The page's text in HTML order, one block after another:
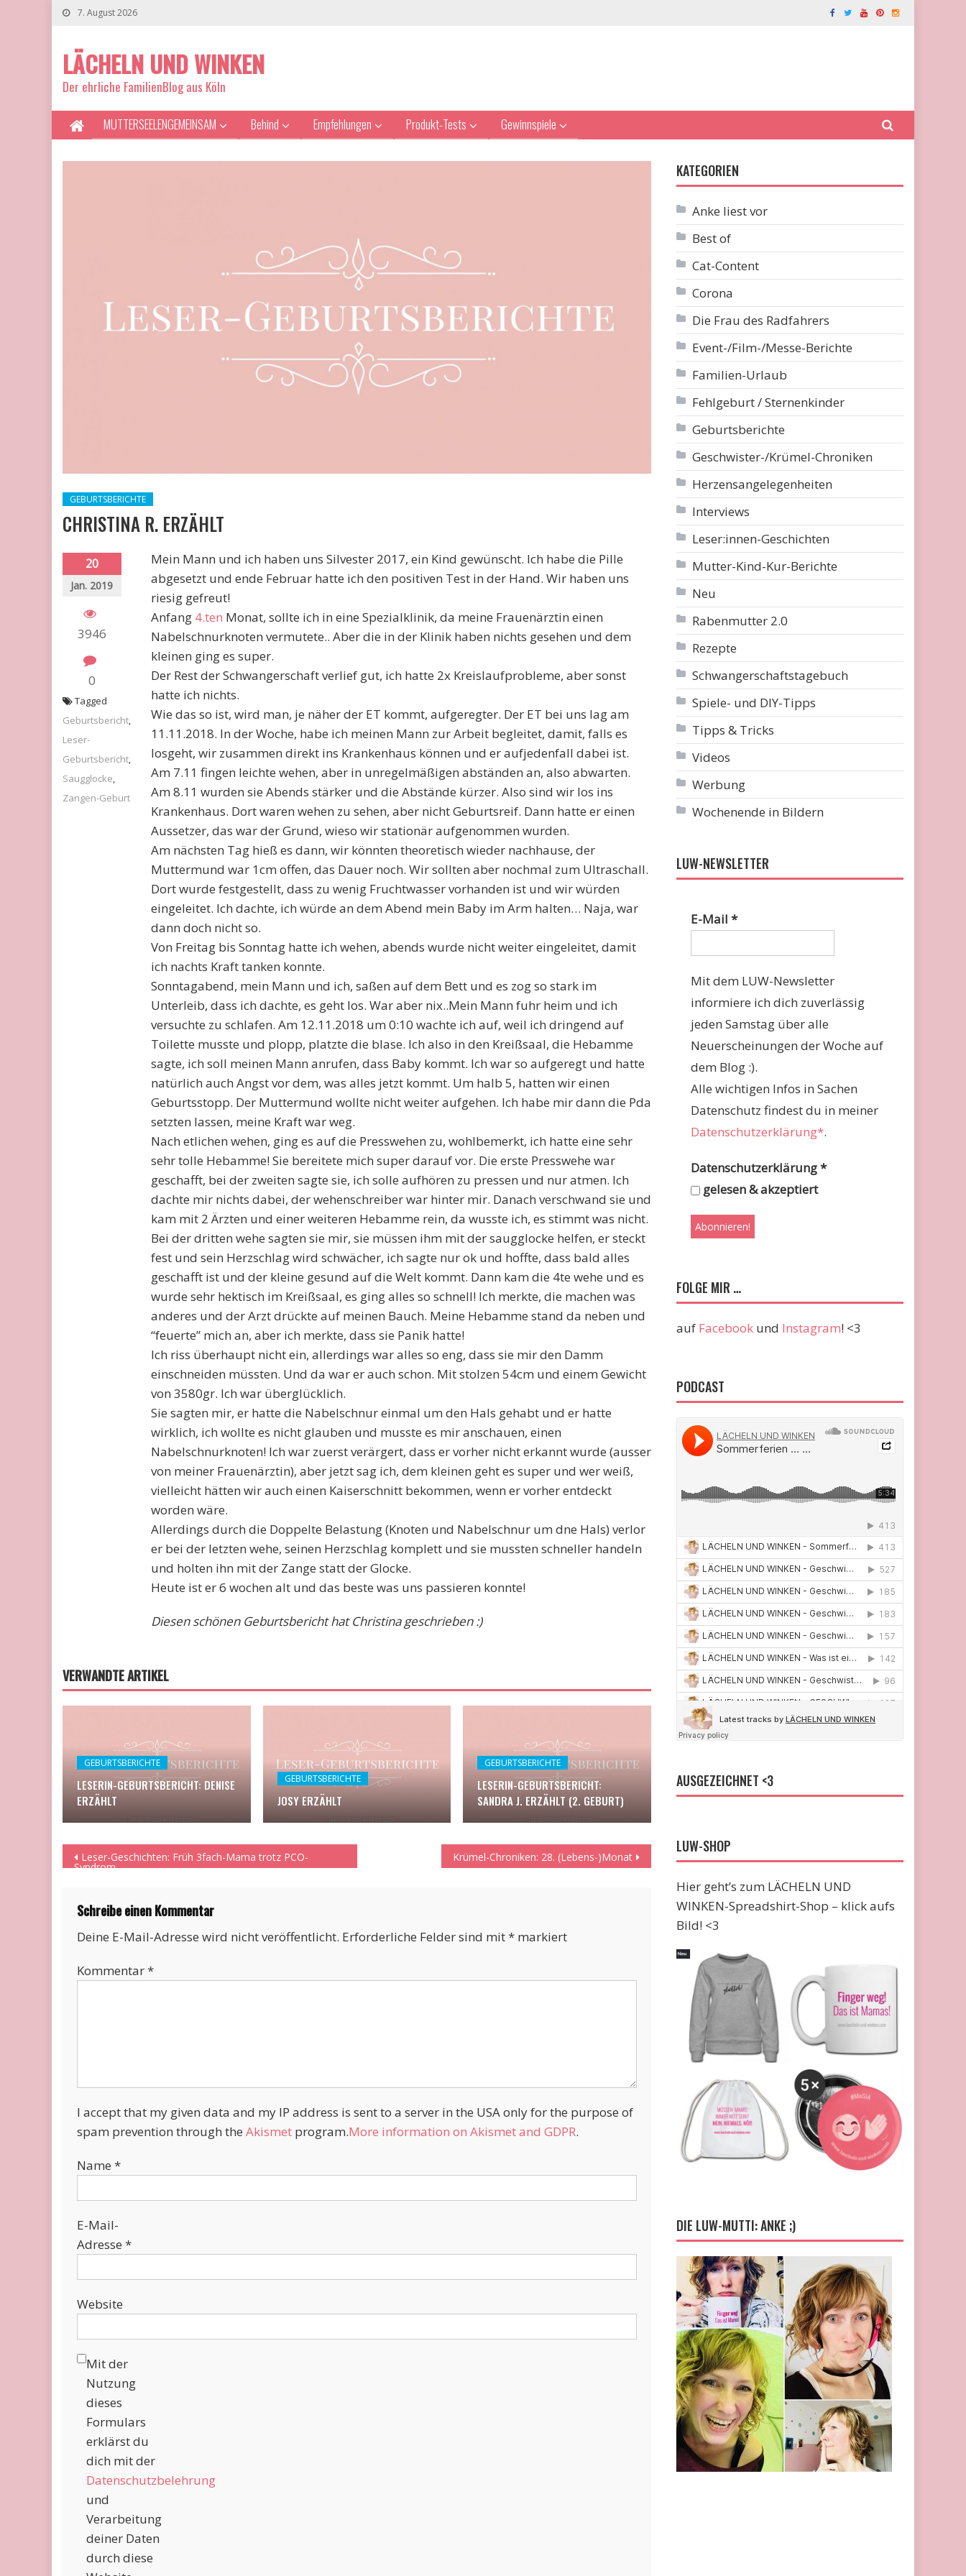
7. August 2026
LÄCHELN UND WINKEN
Der ehrliche FamilienBlog aus Köln
MUTTERSEELENGEMEINSAM Behind Empfehlungen Produkt-Tests Gewinnspiele
GEBURTSBERICHTE
CHRISTINA R. ERZÄHLT
20
Jan. 2019
3946
0
Mein Mann und ich haben uns Silvester 2017, ein Kind gewünscht. Ich habe die Pille
abgesetzt und ende Februar hatte ich den positiven Test in der Hand. Wir haben uns
riesig gefreut!
Anfang 4.ten Monat, sollte ich in eine Spezialklinik, da meine Frauenärztin einen
Nabelschnurknoten vermutete.. Aber die in der Klinik haben nichts gesehen und dem
kleinen ging es super.
Der Rest der Schwangerschaft verlief gut, ich hatte 2x Kreislaufprobleme, aber sonst
hatte ich nichts.
Wie das so ist, wird man, je näher der ET kommt, aufgeregter. Der ET bei uns lag am
11.11.2018. In der Woche, habe ich meinen Mann zur Arbeit begleitet, damit, falls es
losgeht, wir zusammen direkt ins Krankenhaus können und er aufjedenfall dabei ist.
Am 7.11 fingen leichte wehen, aber in unregelmäßigen abständen an, also abwarten.
Am 8.11 wurden sie Abends stärker und die Abstände kürzer. Also sind wir los ins
Krankenhaus. Dort waren wehen zu sehen, aber nicht Geburtsreif. Dann hatte er einen
Aussetzer, das war der Grund, wieso wir stationär aufgenommen wurden.
Am nächsten Tag hieß es dann, wir könnten theoretisch wieder nachhause, der
Muttermund war 1cm offen, das Dauer noch. Wir sollten aber nochmal zum Ultraschall.
Dort wurde festgestellt, dass zu wenig Fruchtwasser vorhanden ist und wir würden
eingeleitet. Ich dachte, ich würde an dem Abend mein Baby im Arm halten… Naja, war
dann doch nicht so.
Von Freitag bis Sonntag hatte ich wehen, abends wurde nicht weiter eingeleitet, damit
ich nachts Kraft tanken konnte.
Sonntagabend, mein Mann und ich, saßen auf dem Bett und es zog so stark im
Unterleib, dass ich dachte, es geht los. War aber nix..Mein Mann fuhr heim und ich
versuchte zu schlafen. Am 12.11.2018 um 0:10 wachte ich auf, weil ich dringend auf
Toilette musste und plopp, platzte die blase. Ich also in den Kreißsaal, die Hebamme
sagte, ich soll meinen Mann anrufen, dass Baby kommt. Ich war so aufgeregt und hatte
natürlich auch Angst vor dem, was alles jetzt kommt. Um halb 5, hatten wir einen
Geburtsstopp. Der Muttermund wollte nicht weiter aufgehen. Ich habe mir dann die Pda
setzten lassen, meine Kraft war weg.
Nach etlichen wehen, ging es auf die Presswehen zu, wohlbemerkt, ich hatte eine sehr
sehr tolle Hebamme! Sie bereitete mich super darauf vor. Die erste Presswehe war
geschafft, bei der zweiten sagte sie, ich solle aufhören zu pressen und nur atmen. Ich
dachte mir nichts dabei, der wehenschreiber war hinter mir. Danach verschwand sie und
kam mit 2 Ärzten und einer weiteren Hebamme rein, da wusste ich, es stimmt was nicht.
Bei der dritten wehe sagten sie mir, sie müssen ihm mit der saugglocke helfen, er steckt
fest und sein Herzschlag wird schwächer, ich sagte nur ok und hoffte, dass bald alles
geschafft ist und der kleine gesund auf die Welt kommt. Dann kam die 4te wehe und es
wurde sehr hektisch im Kreißsaal, es ging alles so schnell! Ich merkte, die machen was
anderes und der Arzt drückte auf meinen Bauch. Meine Hebamme stand da neben und
“feuerte” mich an, aber ich merkte, dass sie Panik hatte!
Ich riss überhaupt nicht ein, allerdings war alles so eng, dass sie mir den Damm
einschneiden müssten. Und da war er auch schon. Mit stolzen 54cm und einem Gewicht
von 3580gr. Ich war überglücklich.
Sie sagten mir, er hatte die Nabelschnur einmal um den Hals gehabt und er hatte
wirklich, ich wollte es nicht glauben und musste es mir anschauen, einen
Nabelschnurknoten! Ich war zuerst verärgert, dass er vorher nicht erkannt wurde (ausser
von meiner Frauenärztin), aber jetzt sag ich, dem kleinen geht es super und wer weiß,
vielleicht hätten wir auch einen Kaiserschnitt bekommen, wenn er vorher entdeckt
worden wäre.
Allerdings durch die Doppelte Belastung (Knoten und Nabelschnur um dne Hals) verlor
er bei der letzten wehe, seinen Herzschlag komplett und sie mussten schneller handeln
und holten ihn mit der Zange statt der Glocke.
Heute ist er 6 wochen alt und das beste was uns passieren konnte!
Diesen schönen Geburtsbericht hat Christina geschrieben :)
Tagged
Geburtsbericht
Leser-
Geburtsbericht
Saugglocke
Zangen-Geburt
VERWANDTE ARTIKEL
GEBURTSBERICHTE
LESERIN-GEBURTSBERICHT: DENISE
ERZÄHLT
GEBURTSBERICHTE
JOSY ERZÄHLT
GEBURTSBERICHTE
LESERIN-GEBURTSBERICHT:
SANDRA J. ERZÄHLT (2. GEBURT)
Beitragsnavigation
Leser-Geschichten: Früh 3fach-Mama trotz PCO-
Syndrom
Krümel-Chroniken: 28. (Lebens-)Monat
Schreibe einen Kommentar
Deine E-Mail-Adresse wird nicht veröffentlicht. Erforderliche Felder sind mit* markiert
Kommentar*
I accept that my given data and my IP address is sent to a server in the USA only for the purpose of
spam prevention through the Akismet program.More information on Akismet and GDPR.
Name *
E-Mail-
Adresse *
Website
Mit der
Nutzung
dieses
Formulars
erklärst du
dich mit der
Datenschutzbelehrung
und
Verarbeitung
deiner Daten
durch diese
KATEGORIEN
Anke liest vor
Best of
Cat-Content
Corona
Die Frau des Radfahrers
Event-/Film-/Messe-Berichte
Familien-Urlaub
Fehlgeburt / Sternenkinder
Geburtsberichte
Geschwister-/Krümel-Chroniken
Herzensangelegenheiten
Interviews
Leser:innen-Geschichten
Mutter-Kind-Kur-Berichte
Neu
Rabenmutter 2.0
Rezepte
Schwangerschaftstagebuch
Spiele- und DIY-Tipps
Tipps & Tricks
Videos
Werbung
Wochenende in Bildern
LUW-NEWSLETTER
E-Mail*
Mit dem LUW-Newsletter
informiere ich dich zuverlässig
jeden Samstag über alle
Neuerscheinungen der Woche auf
dem Blog :).
Alle wichtigen Infos in Sachen
Datenschutz findest du in meiner
Datenschutzerklärung*.
Datenschutzerklärung*
gelesen & akzeptiert
FOLGE MIR …
auf Facebook und Instagram! <3
PODCAST
AUSGEZEICHNET <3
LUW-SHOP
Hier geht’s zum LÄCHELN UND
WINKEN-Spreadshirt-Shop – klick aufs
Bild! <3
DIE LUW-MUTTI: ANKE ;)